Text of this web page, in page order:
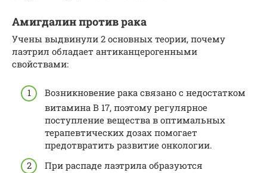
Амигдалин против рака
Учены выдвинули 2 основных теории, почему
лаэтрил обладает антиканцерогенными
свойствами:
Возникновение рака связано с недостатком
витамина В 17, поэтому регулярное
поступление вещества в оптимальных
терапевтических дозах помогает
предотвратить развитие онкологии.
При распаде лаэтрила образуются